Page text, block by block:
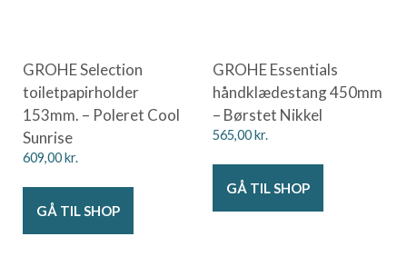
GROHE Selection
toiletpapirholder
153mm. – Poleret Cool
Sunrise
609,00kr.
GÅ TIL SHOP
GROHE Essentials
håndklædestang 450mm
– Børstet Nikkel
565,00kr.
GÅ TIL SHOP